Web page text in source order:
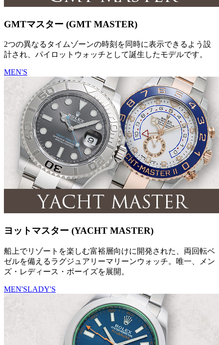
GMTマスター (GMT MASTER)
2つの異なるタイムゾーンの時刻を同時に表示できるよう設
計され、パイロットウォッチとして誕生したモデルです。
MEN'S
ヨットマスター (YACHT MASTER)
船上でリゾートを楽しむ富裕層向けに開発された、両回転ベ
ゼルを備えるラグジュアリーマリーンウォッチ。唯一、メン
ズ・レディース・ボーイズを展開。
MEN'SLADY'S